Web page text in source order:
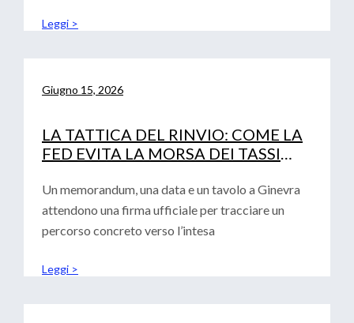
Leggi >
Giugno 15, 2026
LA TATTICA DEL RINVIO: COME LA
FED EVITA LA MORSA DEI TASSI
Un memorandum, una data e un tavolo a Ginevra
attendono una firma ufficiale per tracciare un
percorso concreto verso l’intesa
Leggi >